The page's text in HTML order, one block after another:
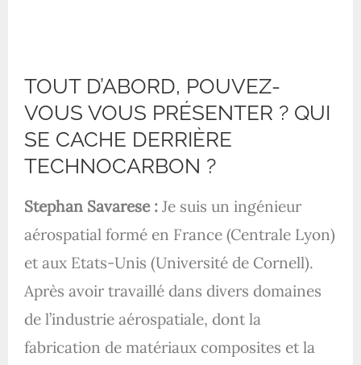
TOUT D’ABORD, POUVEZ-
VOUS VOUS PRÉSENTER ? QUI
SE CACHE DERRIÈRE
TECHNOCARBON ?
Stephan Savarese : Je suis un ingénieur
aérospatial formé en France (Centrale Lyon)
et aux Etats-Unis (Université de Cornell).
Après avoir travaillé dans divers domaines
de l’industrie aérospatiale, dont la
fabrication de matériaux composites et la